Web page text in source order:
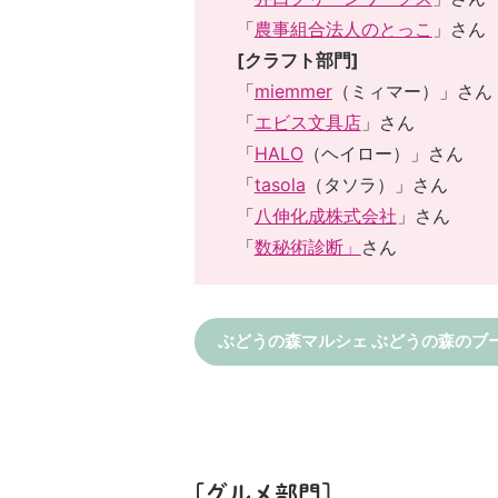
「農事組合法人のとっこ 」さん
[クラフト部門]
「miemmer（ミィマー）」さん
「エビス文具店」さん
「HALO（ヘイロー）」さん
「tasola （タソラ）」さん
「八伸化成株式会社 」さん
「数秘術診断」 さん
ぶどうの森マルシェ ぶどうの森のブ